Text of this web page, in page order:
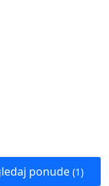
ponude (1)